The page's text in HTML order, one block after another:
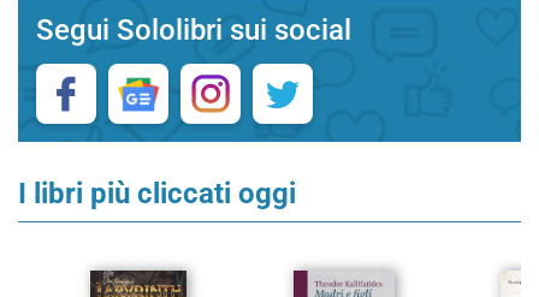
Segui Sololibri sui social
I libri più cliccati oggi